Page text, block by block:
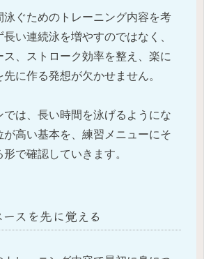
泳ぐためのトレーニング内容を考
い連続泳を増やすのではなく、
ス、ストローク効率を整え、楽に
に作る発想が欠かせません。
では、長い時間を泳げるようにな
が高い基本を、練習メニューにそ
で確認していきます。
スを先に覚える